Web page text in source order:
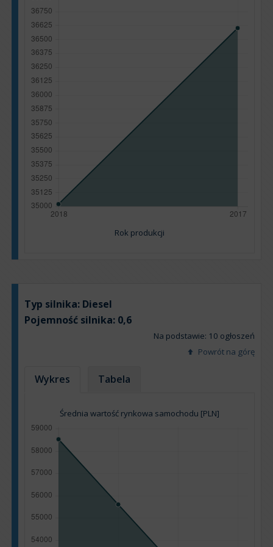
Rok produkcji
Typ silnika: Diesel
Pojemność silnika: 0,6
Na podstawie: 10 ogłoszeń
Powrót na górę
Wykres Tabela
Średnia wartość rynkowa samochodu [PLN]